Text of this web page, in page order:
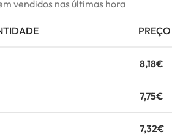
vendidos nas últimas hora
PREÇO
8,18€
7,75€
7,32€